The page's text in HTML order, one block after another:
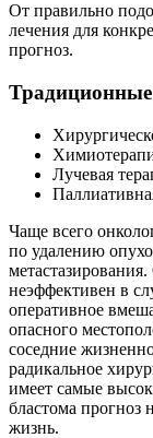
От правильно
лечения для
прогноз.
Лучевая
Чаще всего
по удалению
неэффективен в
оперативное
опасного
соседние
радикальное
имеет самые
бластома
жизнь.